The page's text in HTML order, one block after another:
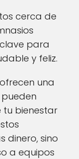
cerca de
para
y feliz.
una
tu bienestar
dinero, sino
a equipos